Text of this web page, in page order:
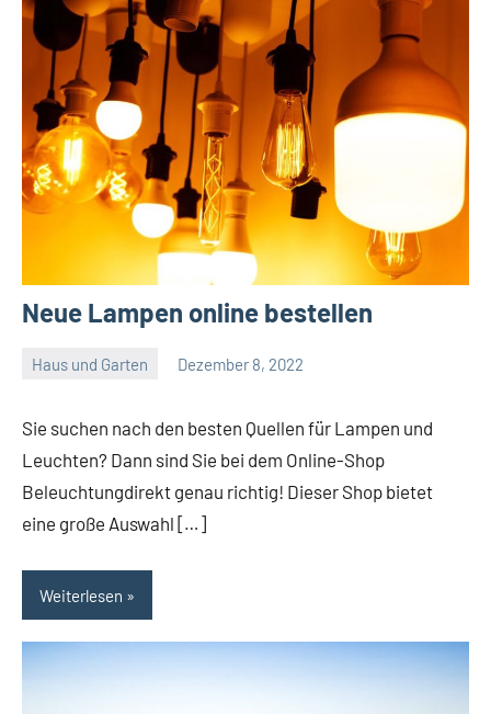
Neue Lampen online bestellen
Haus und Garten Dezember 8, 2022
Sie suchen nach den besten Quellen für Lampen und
Leuchten? Dann sind Sie bei dem Online-Shop
Beleuchtungdirekt genau richtig! Dieser Shop bietet
eine große Auswahl […]
Weiterlesen